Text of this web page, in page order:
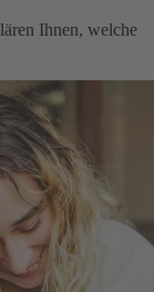
Ihnen, welche